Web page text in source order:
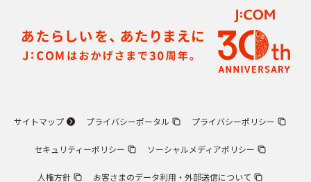
サイトマップ プライバシーポータル プライバシーポリシー
セキュリティーポリシー ソーシャルメディアポリシー
人権方針 お客さまのデータ利用・外部送信について